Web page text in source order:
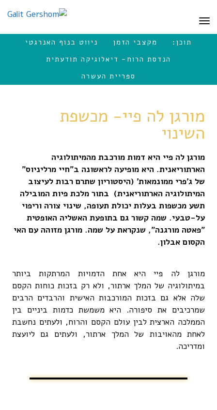
תפריט
תוכן: מקצבי הזמן
ניווט בנוף האנרגטי
הנדסת הרוח- דיאלוגיקה תודעתית
ספריית העשרה
מורגן לה פיי- מכשפת
השינוי
מורגן לה פיי היא דמות מורכבת מהמיתולוגיה
הארתוריאנית. היא מופיעה לראשונה ב"חיי מרליניוס"
של ג'פרי ממונמאות' (היסטוריון שתרם רבות לעיצוב
המיתולוגיה הארתוריאנית) בתור מלכת פיות המובילה
תשע מכשפות בעלות יכולת תעופה, שינוי צורה וריפוי
על-טבעי. שמה קשור גם בתופעת האשליה האופטית
"פאטה מורגנה", שנקראת על שמה. מורגן מזוהה עם האי
הקסום אבלון.
מורגן לה פיי היא אחת הדמויות המרתקות ביותר
במיתולוגיה של המלך ארתור, ולא רק בזכות כוחות הקסם
שלה אלא גם בזכות המורכבות האישית והרבדים הרבים
שמרכיבים את סיפורה. היא משמשת כדמות ביניים בין
הממלכה הארצית לבין עולם הקסם והרוח, ולעתים נחשבת
לאחת מהאויבות של המלך ארתור, ולעתים גם ליועצת
ומדריכה.